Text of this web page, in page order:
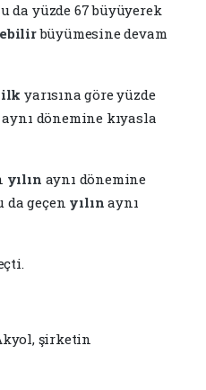
da yüzde 67 büyüyerek
büyümesine devam
ilkyarısına göre yüzde
aynı dönemine kıyasla
yılın aynı dönemine
da geçen yılınaynı
şirketin